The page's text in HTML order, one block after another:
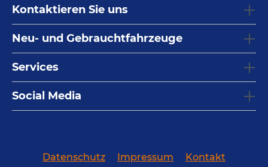
Kontaktieren Sie uns
Neu- und Gebrauchtfahrzeuge
Services
Social Media
Datenschutz Impressum
Kontakt